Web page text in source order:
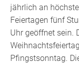
jährlich an
Feiertagen fünf
Uhr geöffnet sein.
Pfingstsonntag.